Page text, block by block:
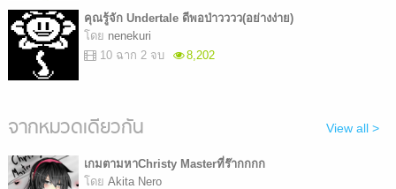
คุณรู้จัก Undertale ดีพอป่าวววว(อย่างง่าย)
โดย nenekuri
10 ฉาก 2 จบ
8,202
จากหมวดเดียวกัน View all >
เกมตามหาChristy Masterที่ร๊ากกกก
โดย Akita Nero